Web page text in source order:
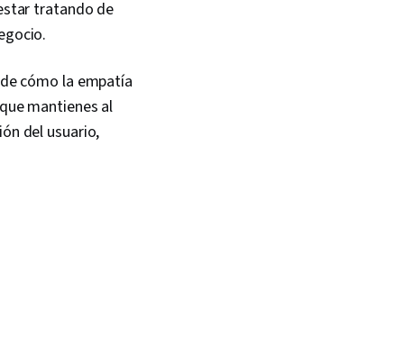
tratando de
cómo la empatía
mantienes al
del usuario,